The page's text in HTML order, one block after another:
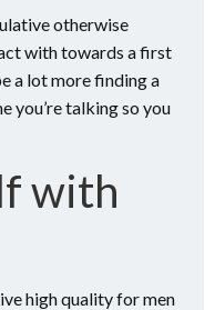
otherwise
with towards a first
a lot more finding a
you’re talking so you
with
high quality for men